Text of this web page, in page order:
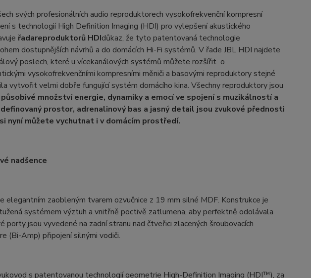
svých profesionálních audio reproduktorech vysokofrekvenční kompresní
s technologií High Definition Imaging (HDI) pro vylepšení akustického
řadareproduktorů HDIdůkaz, že tyto patentovaná technologie
dostupnějších návrhů a do domácích Hi-Fi systémů. V řade JBL HDI najdete
poslech, které u vícekanálových systémů můžete rozšířit o
vysokofrekvenčními kompresními měniči a basovými reproduktory stejné
vytvořit velmi dobře fungující systém domácího kina. Všechny reproduktory jsou
množství energie, dynamiky a emocí ve spojení s muzikálností a
prostor, adrenalinový bas a jasný detail jsou zvukové přednosti
nyní můžete vychutnat i v domácím prostředí.
nadšence
elegantním zaobleným tvarem ozvučnice z 19 mm silné MDF. Konstrukce je
systémem výztuh a vnitřně poctivě zatlumena, aby perfektně odolávala
jsou vyvedené na zadní stranu nad čtveřici zlacených šroubovacích
(Bi-Amp) připojení silnými vodiči.
s patentovanou technologií geometrie High-Definition Imaging (HDI™), za